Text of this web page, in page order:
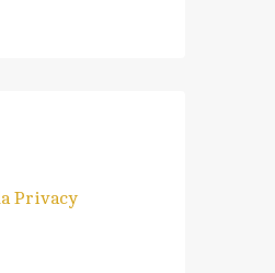
Privacy